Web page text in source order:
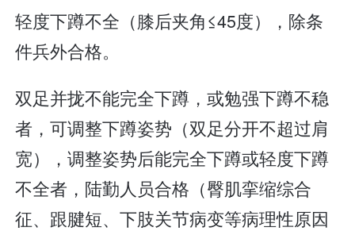
轻度下蹲不全（膝后夹角≤45度），除条
件兵外合格。
双足并拢不能完全下蹲，或勉强下蹲不稳
者，可调整下蹲姿势（双足分开不超过肩
宽），调整姿势后能完全下蹲或轻度下蹲
不全者，陆勤人员合格（臀肌挛缩综合
征、跟腱短、下肢关节病变等病理性原因